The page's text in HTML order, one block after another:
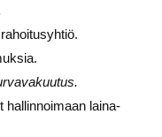
hallinnoimaan laina-